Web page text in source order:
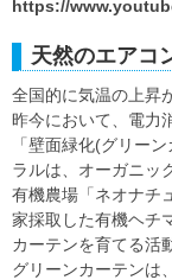
https://
天然のエアコ
全国的に気温の上昇
昨今において、電力
「壁面緑化(グリー
ラルは、オーガニッ
有機農場「ネオナチ
家採取した有機ヘチ
カーテンを育てる活
グリーンカーテンは